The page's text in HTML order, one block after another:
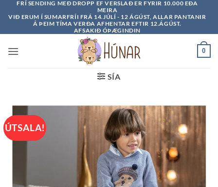
FRÍ SENDING MEÐ DROPP EF VERSLAÐ ER FYRIR 10.000 EÐA
MEIRA
VIÐ ERUM Í SUMARFRÍI FRÁ 14.JÚLÍ - 12 ÁGÚST, ALLAR PANTANIR
Á ÞEIM TÍMA VERÐA AFHENTAR EFTIR 12.ÁGÚST.
AFSAKIÐ ÓÞÆGINDIN
0
SÍA
ÚTSALA!